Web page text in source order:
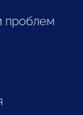
проблем